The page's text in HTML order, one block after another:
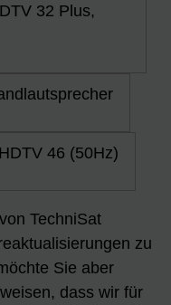
32 Plus,
46 (50Hz)
TechniSat
zu
Sie aber
dass wir für